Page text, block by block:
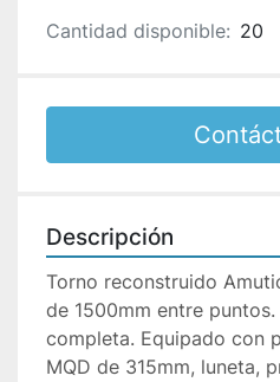
Cantidad disponible: 20
Descripción
Torno reconstruido
de 1500mm entre
completa. Equipado con
MQD de 315mm, luneta,